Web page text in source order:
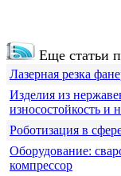
Еще статьи
Лазерная резка
Изделия из
износостойкость и
Роботизация в
Оборудование:
компрессор